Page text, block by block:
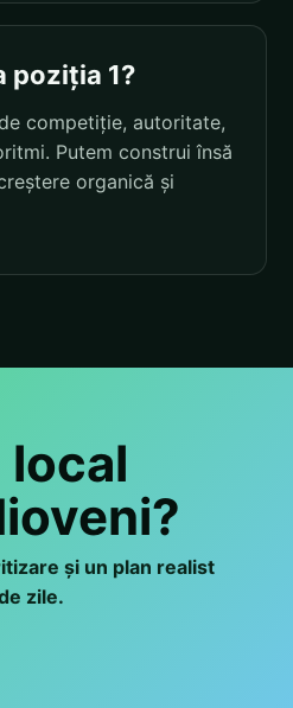
poziția 1?
competiție, autoritate,
Putem construi însă
organică și
local
și un plan realist
zile.